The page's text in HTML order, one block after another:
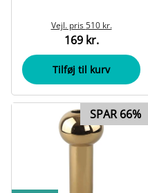
Vejl. pris510 kr.
169 kr.
Tilføj til kurv
SPAR 66%